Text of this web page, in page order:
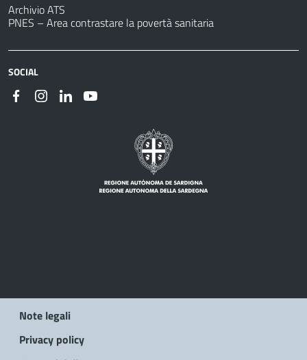
Archivio ATS
PNES – Area contrastare la povertà sanitaria
SOCIAL
Note legali
Privacy policy